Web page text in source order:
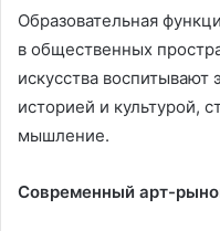
Образовательная
в общественных
искусства воспитывают
историей и культурой,
мышление.
Современный арт-